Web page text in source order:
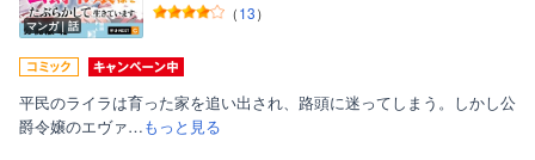
マンガ｜話
（13）
平民のライラは育った家を追い出され、路頭に迷ってしまう。しかし公
爵令嬢のエヴァ…もっと見る